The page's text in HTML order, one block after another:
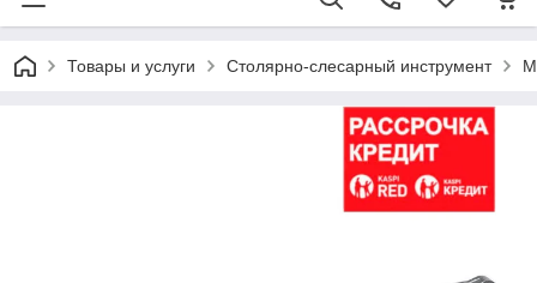
Товары и услуги Столярно-слесарный инструмент